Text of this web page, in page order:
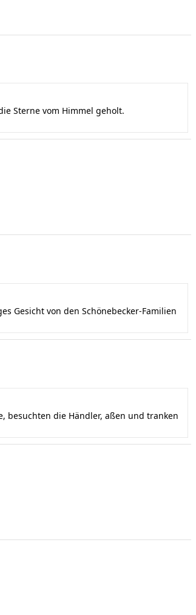
Sterne vom Himmel geholt.
Gesicht von den Schönebecker-Familien
besuchten die Händler, aßen und tranken